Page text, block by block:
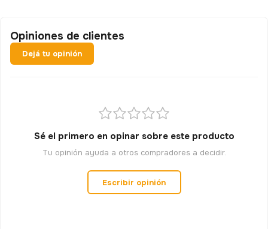
Opiniones de clientes
Dejá tu opinión
Sé el primero en opinar sobre este producto
Tu opinión ayuda a otros compradores a decidir.
Escribir opinión